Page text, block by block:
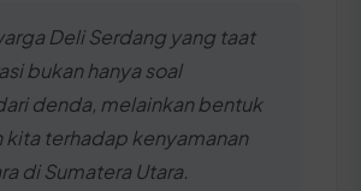
Deli Serdang yang taat
bukan hanya soal
denda, melainkan bentuk
kita terhadap kenyamanan
di Sumatera Utara.